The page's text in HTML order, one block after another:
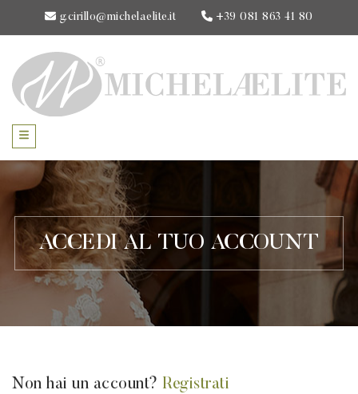
g.cirillo@michelaelite.it +39 081 863 41 80
ACCEDI AL TUO ACCOUNT
Non hai un account? Registrati